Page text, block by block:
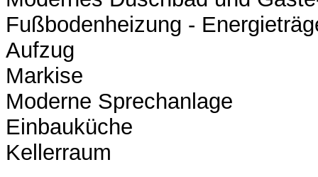
Fußbodenheizung -
Aufzug
Markise
Moderne Sprechanlage
Einbauküche
Kellerraum